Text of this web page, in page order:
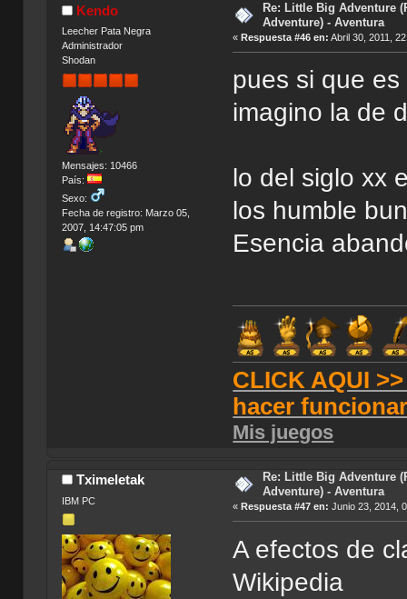
Kendo
Leecher Pata Negra
Administrador
Shodan
Mensajes: 10466
País:
Sexo:
Fecha de registro: Marzo 05,
2007, 14:47:05 pm
Re: Little Big Adventure
Adventure) - Aventura
«Respuesta #46 en: Abril 30, 2011,
pues si que
imagino la de
lo del siglo xx
los humble
Esencia
CLICK AQUI
hacer
Mis juegos
Tximeletak
IBM PC
Re: Little Big Adventure
Adventure) - Aventura
« Respuesta #47 en: Junio 23, 2014,
A efectos de
Wikipedia